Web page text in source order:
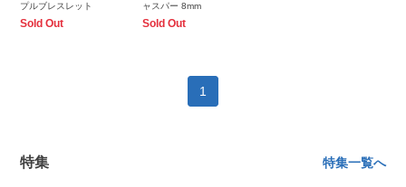
プルブレスレット
Sold Out
ャスパー 8mm
Sold Out
1
特集 特集一覧へ